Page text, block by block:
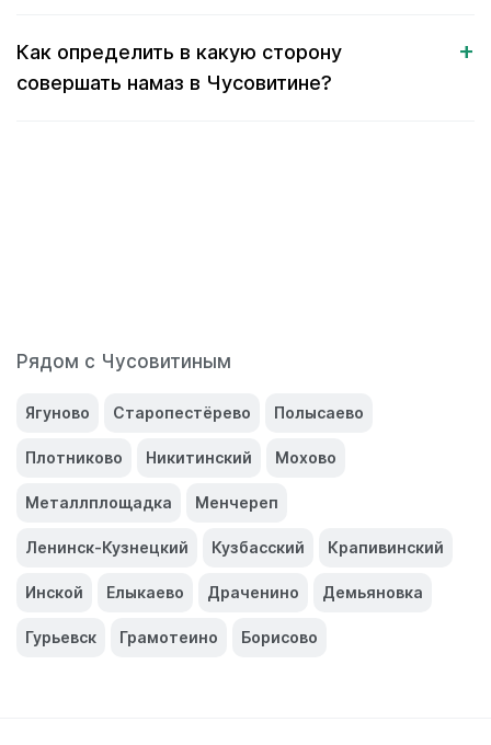
Как определить в какую сторону
совершать намаз в Чусовитине?
Рядом с Чусовитиным
Ягуново Старопестёрево Полысаево
Плотниково Никитинский Мохово
Металлплощадка Менчереп
Ленинск-Кузнецкий Кузбасский Крапивинский
Инской Елыкаево Драченино Демьяновка
Гурьевск Грамотеино Борисово